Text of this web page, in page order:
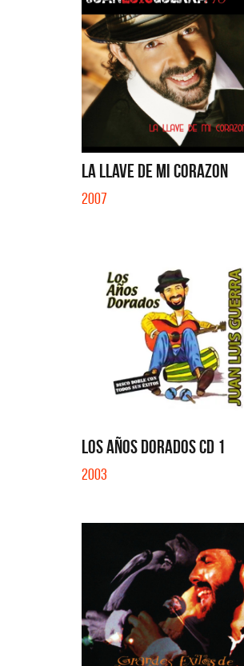
LA LLAVE DE MI CORAZON
2007
LOS AÑOS DORADOS CD 1
2003